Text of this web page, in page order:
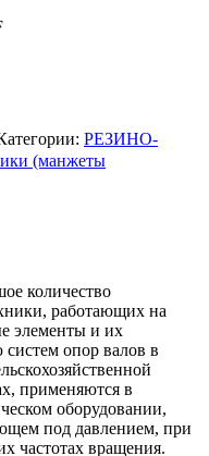
РЕЗИНО-
(манжеты
количество
работающих на
элементы и их
опор валов в
применяются в
оборудовании,
под давлением, при
частотах вращения.